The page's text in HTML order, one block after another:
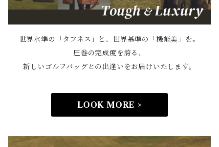
世界水準の「タフネス」と、世界基準の「機能美」を。
圧巻の完成度を誇る、
新しいゴルフバッグとの出逢いをお届けいたします。
LOOK MORE >